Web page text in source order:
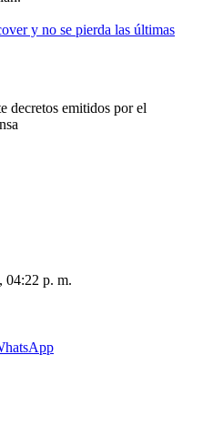
y no se pierda las últimas
decretos emitidos por el
04:22 p. m.